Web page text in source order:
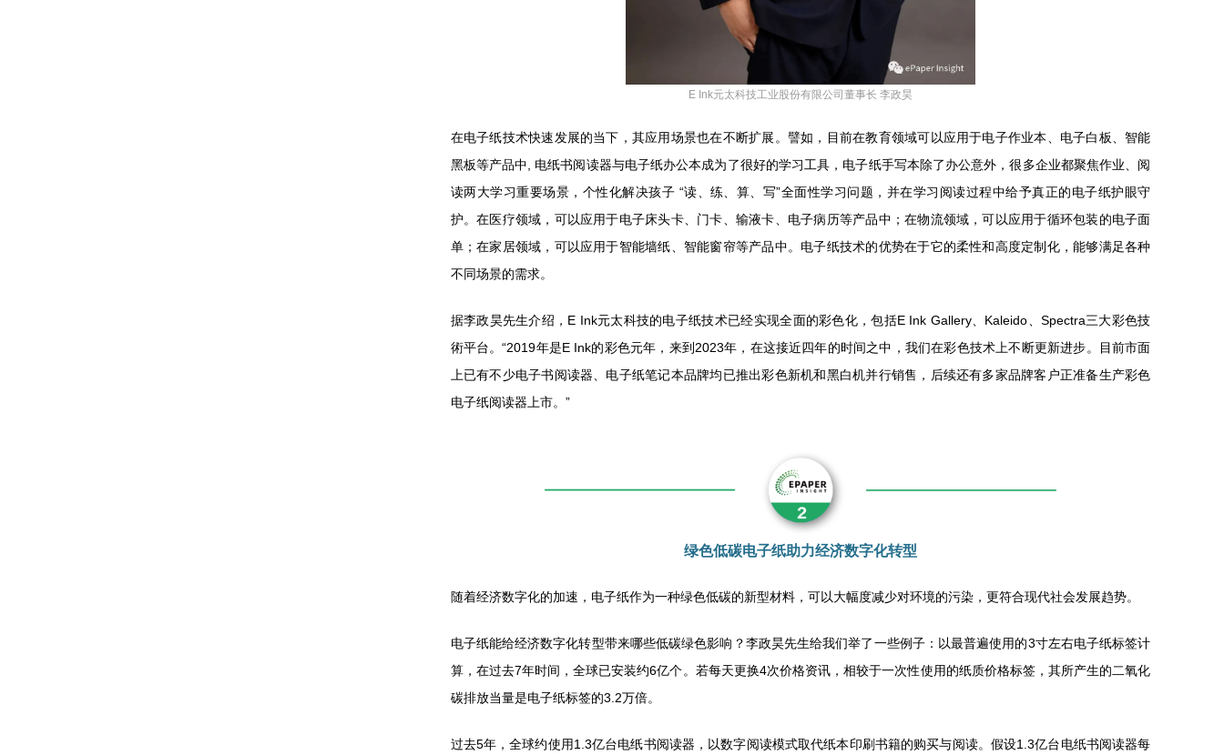
E Ink元太科技工业股份有限公司董事长 李政昊
在电子纸技术快速发展的当下，其应用场景也在不断扩展。譬如，目前在教育领域可以应用于电子作业本、电子白板、智能
黑板等产品中, 电纸书阅读器与电子纸办公本成为了很好的学习工具，电子纸手写本除了办公意外，很多企业都聚焦作业、阅
读两大学习重要场景，个性化解决孩子 “读、练、算、写”全面性学习问题，并在学习阅读过程中给予真正的电子纸护眼守
护。在医疗领域，可以应用于电子床头卡、门卡、输液卡、电子病历等产品中；在物流领域，可以应用于循环包装的电子面
单；在家居领域，可以应用于智能墙纸、智能窗帘等产品中。电子纸技术的优势在于它的柔性和高度定制化，能够满足各种
不同场景的需求。
据李政昊先生介绍，E Ink元太科技的电子纸技术已经实现全面的彩色化，包括E Ink Gallery、Kaleido、Spectra三大彩色技
術平台。“2019年是E Ink的彩色元年，来到2023年，在这接近四年的时间之中，我们在彩色技术上不断更新进步。目前市面
上已有不少电子书阅读器、电子纸笔记本品牌均已推出彩色新机和黑白机并行销售，后续还有多家品牌客户正准备生产彩色
电子纸阅读器上市。”
绿色低碳电子纸助力经济数字化转型
随着经济数字化的加速，电子纸作为一种绿色低碳的新型材料，可以大幅度减少对环境的污染，更符合现代社会发展趋势。
电子纸能给经济数字化转型带来哪些低碳绿色影响？李政昊先生给我们举了一些例子：以最普遍使用的3寸左右电子纸标签计
算，在过去7年时间，全球已安装约6亿个。若每天更换4次价格资讯，相较于一次性使用的纸质价格标签，其所产生的二氧化
碳排放当量是电子纸标签的3.2万倍。
过去5年，全球约使用1.3亿台电纸书阅读器，以数字阅读模式取代纸本印刷书籍的购买与阅读。假设1.3亿台电纸书阅读器每